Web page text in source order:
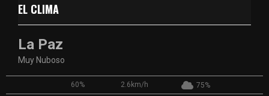
EL CLIMA
La Paz
Muy Nuboso
60% 2.6km/h 75%